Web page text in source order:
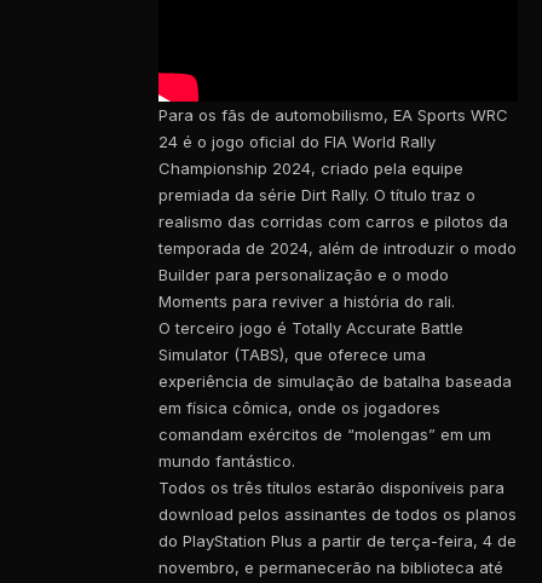
Para os fãs de automobilismo, EA Sports WRC
24 é o jogo oficial do FIA World Rally
Championship 2024, criado pela equipe
premiada da série Dirt Rally. O título traz o
realismo das corridas com carros e pilotos da
temporada de 2024, além de introduzir o modo
Builder para personalização e o modo
Moments para reviver a história do rali.
O terceiro jogo é Totally Accurate Battle
Simulator (TABS), que oferece uma
experiência de simulação de batalha baseada
em física cômica, onde os jogadores
comandam exércitos de “molengas” em um
mundo fantástico.
Todos os três títulos estarão disponíveis para
download pelos assinantes de todos os planos
do PlayStation Plus a partir de terça-feira, 4 de
novembro, e permanecerão na biblioteca até